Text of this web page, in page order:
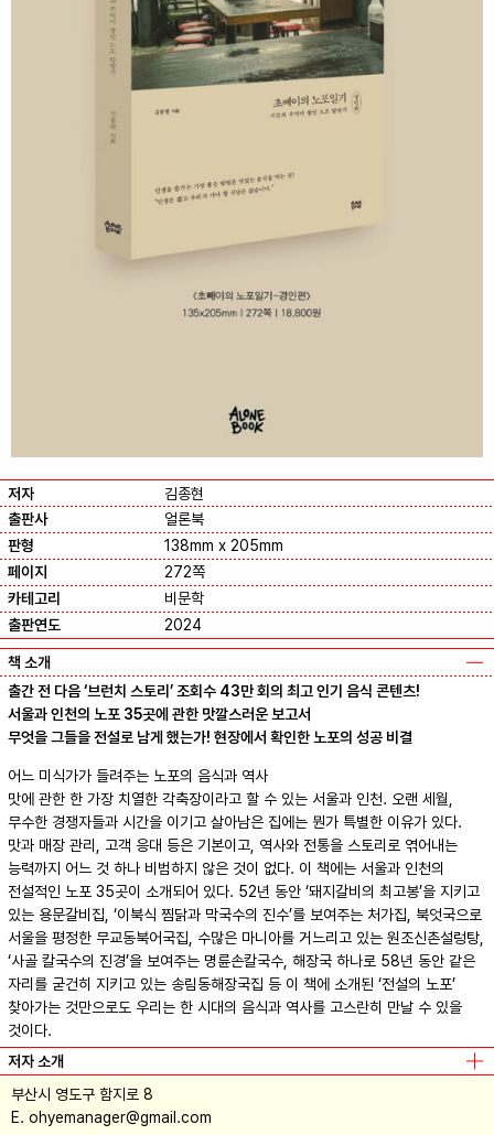
저자
김종현
출판사
얼론북
판형
138mm x 205mm
페이지
272쪽
카테고리
비문학
출판연도
2024
책 소개
출간 전 다음 ‘브런치 스토리’ 조회수 43만 회의 최고 인기 음식 콘텐츠!
서울과 인천의 노포 35곳에 관한 맛깔스러운 보고서
무엇을 그들을 전설로 남게 했는가! 현장에서 확인한 노포의 성공 비결
어느 미식가가 들려주는 노포의 음식과 역사
맛에 관한 한 가장 치열한 각축장이라고 할 수 있는 서울과 인천. 오랜 세월,
무수한 경쟁자들과 시간을 이기고 살아남은 집에는 뭔가 특별한 이유가 있다.
맛과 매장 관리, 고객 응대 등은 기본이고, 역사와 전통을 스토리로 엮어내는
능력까지 어느 것 하나 비범하지 않은 것이 없다. 이 책에는 서울과 인천의
전설적인 노포 35곳이 소개되어 있다. 52년 동안 ‘돼지갈비의 최고봉’을 지키고
있는 용문갈비집, ‘이북식 찜닭과 막국수의 진수’를 보여주는 처가집, 북엇국으로
서울을 평정한 무교동북어국집, 수많은 마니아를 거느리고 있는 원조신촌설렁탕,
‘사골 칼국수의 진경’을 보여주는 명륜손칼국수, 해장국 하나로 58년 동안 같은
자리를 굳건히 지키고 있는 송림동해장국집 등 이 책에 소개된 ‘전설의 노포’
찾아가는 것만으로도 우리는 한 시대의 음식과 역사를 고스란히 만날 수 있을
것이다.
저자 소개
부산시 영도구 함지로 8
E. ohyemanager@gmail.com